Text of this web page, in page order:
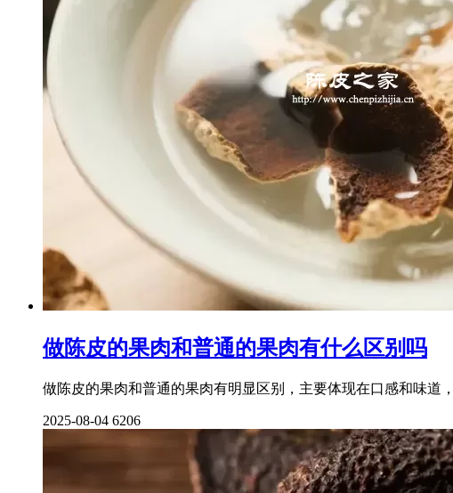
做陈皮的果肉和普通的果肉有什么区别吗
做陈皮的果肉和普通的果肉有明显区别，主要体现在口感和味道
2025-08-04 6206